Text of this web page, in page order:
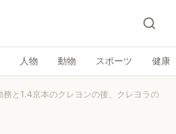
人物 動物 スポーツ 健康
務と1.4京本のクレヨンの後、クレヨラの